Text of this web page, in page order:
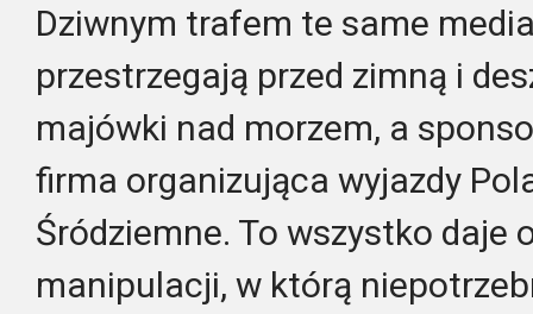
Dziwnym trafem te same
przestrzegają przed zimną i
majówki nad morzem, a
firma organizująca wyjazdy
Śródziemne. To wszystko daje
manipulacji, w którą